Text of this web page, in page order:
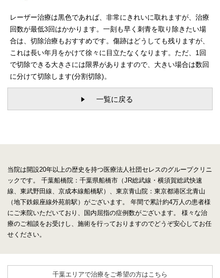
レーザー治療は黒色であれば、非常にきれいに取れますが、治療
回数が最低3回はかかります。一刻も早く刺青を取り除きたい場
合は、切除治療もおすすめです。傷跡はどうしても残りますが、
これは長い年月をかけて徐々に目立たなくなります。ただ、1回
で切除できる大きさには限界がありますので、大きい場合は数回
に分けて切除します(分割切除)。
一覧に戻る
当院は開設20年以上の歴史を持つ医療法人社団セレスのグループクリニ
ックです。
千葉船橋院：千葉県船橋市（JR総武線・横須賀総武快速
線、東武野田線、京成本線船橋駅）、東京青山院：東京都港区北青山
（地下鉄銀座線外苑前駅）がございます。
年間で累計約4万人の患者様
にご来院いただいており、国内屈指の症例数がございます。
様々な治
療のご相談をお受けし、施術を行っておりますのでどうぞ安心してお任
せください。
千葉エリアで治療をご希望の方はこちら